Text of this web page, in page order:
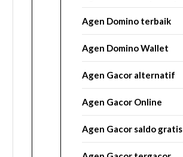
Agen Domino terbaik
Agen Domino Wallet
Agen Gacor alternatif
Agen Gacor Online
Agen Gacor saldo gratis